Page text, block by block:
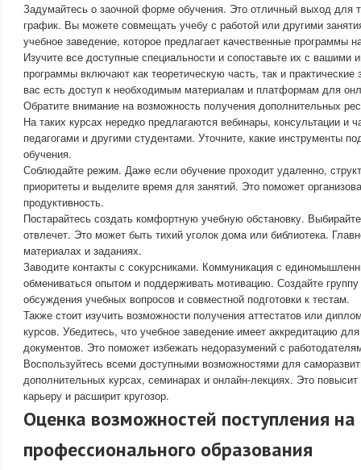
Задумайтесь о заочной форме обучения. Это отличный выход для
график. Вы можете совмещать учебу с работой или другими
учебное заведение, которое предлагает качественные программы
Изучите все доступные специальности и сопоставьте их с вашими
программы включают как теоретическую часть, так и практические
вас есть доступ к необходимым материалам и платформам для
Обратите внимание на возможность получения дополнительных
На таких курсах нередко предлагаются вебинары, консультации и
педагогами и другими студентами. Уточните, какие инструменты
обучения.
Соблюдайте режим. Даже если обучение проходит удаленно,
приоритеты и выделите время для занятий. Это поможет
продуктивность.
Постарайтесь создать комфортную учебную обстановку.
отвлечет. Это может быть тихий уголок дома или библиотека.
материалах и заданиях.
Заводите контакты с сокурсниками. Коммуникация с
обмениваться опытом и поддерживать мотивацию. Создайте
обсуждения учебных вопросов и совместной подготовки к тестам.
Также стоит изучить возможности получения аттестатов или
курсов. Убедитесь, что учебное заведение имеет аккредитацию
документов. Это поможет избежать недоразумений с
Воспользуйтесь всеми доступными возможностями для
дополнительных курсах, семинарах и онлайн-лекциях. Это
карьеру и расширит кругозор.
Оценка возможностей поступления на
профессионального образования